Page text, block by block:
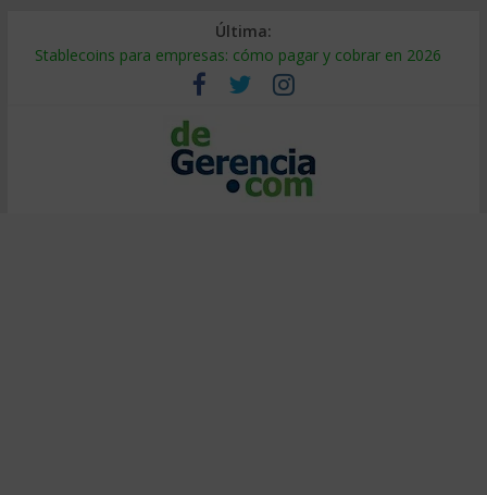
Última:
Stablecoins para empresas: cómo pagar y cobrar en 2026
Despido silencioso: qué es y por qué sale tan caro
IA en selección de personal: cómo auditarla a tiempo
Trabajo forzoso en la cadena de suministro: qué hacer
Mercado hispano de EE. UU.: cómo segmentarlo y venderle